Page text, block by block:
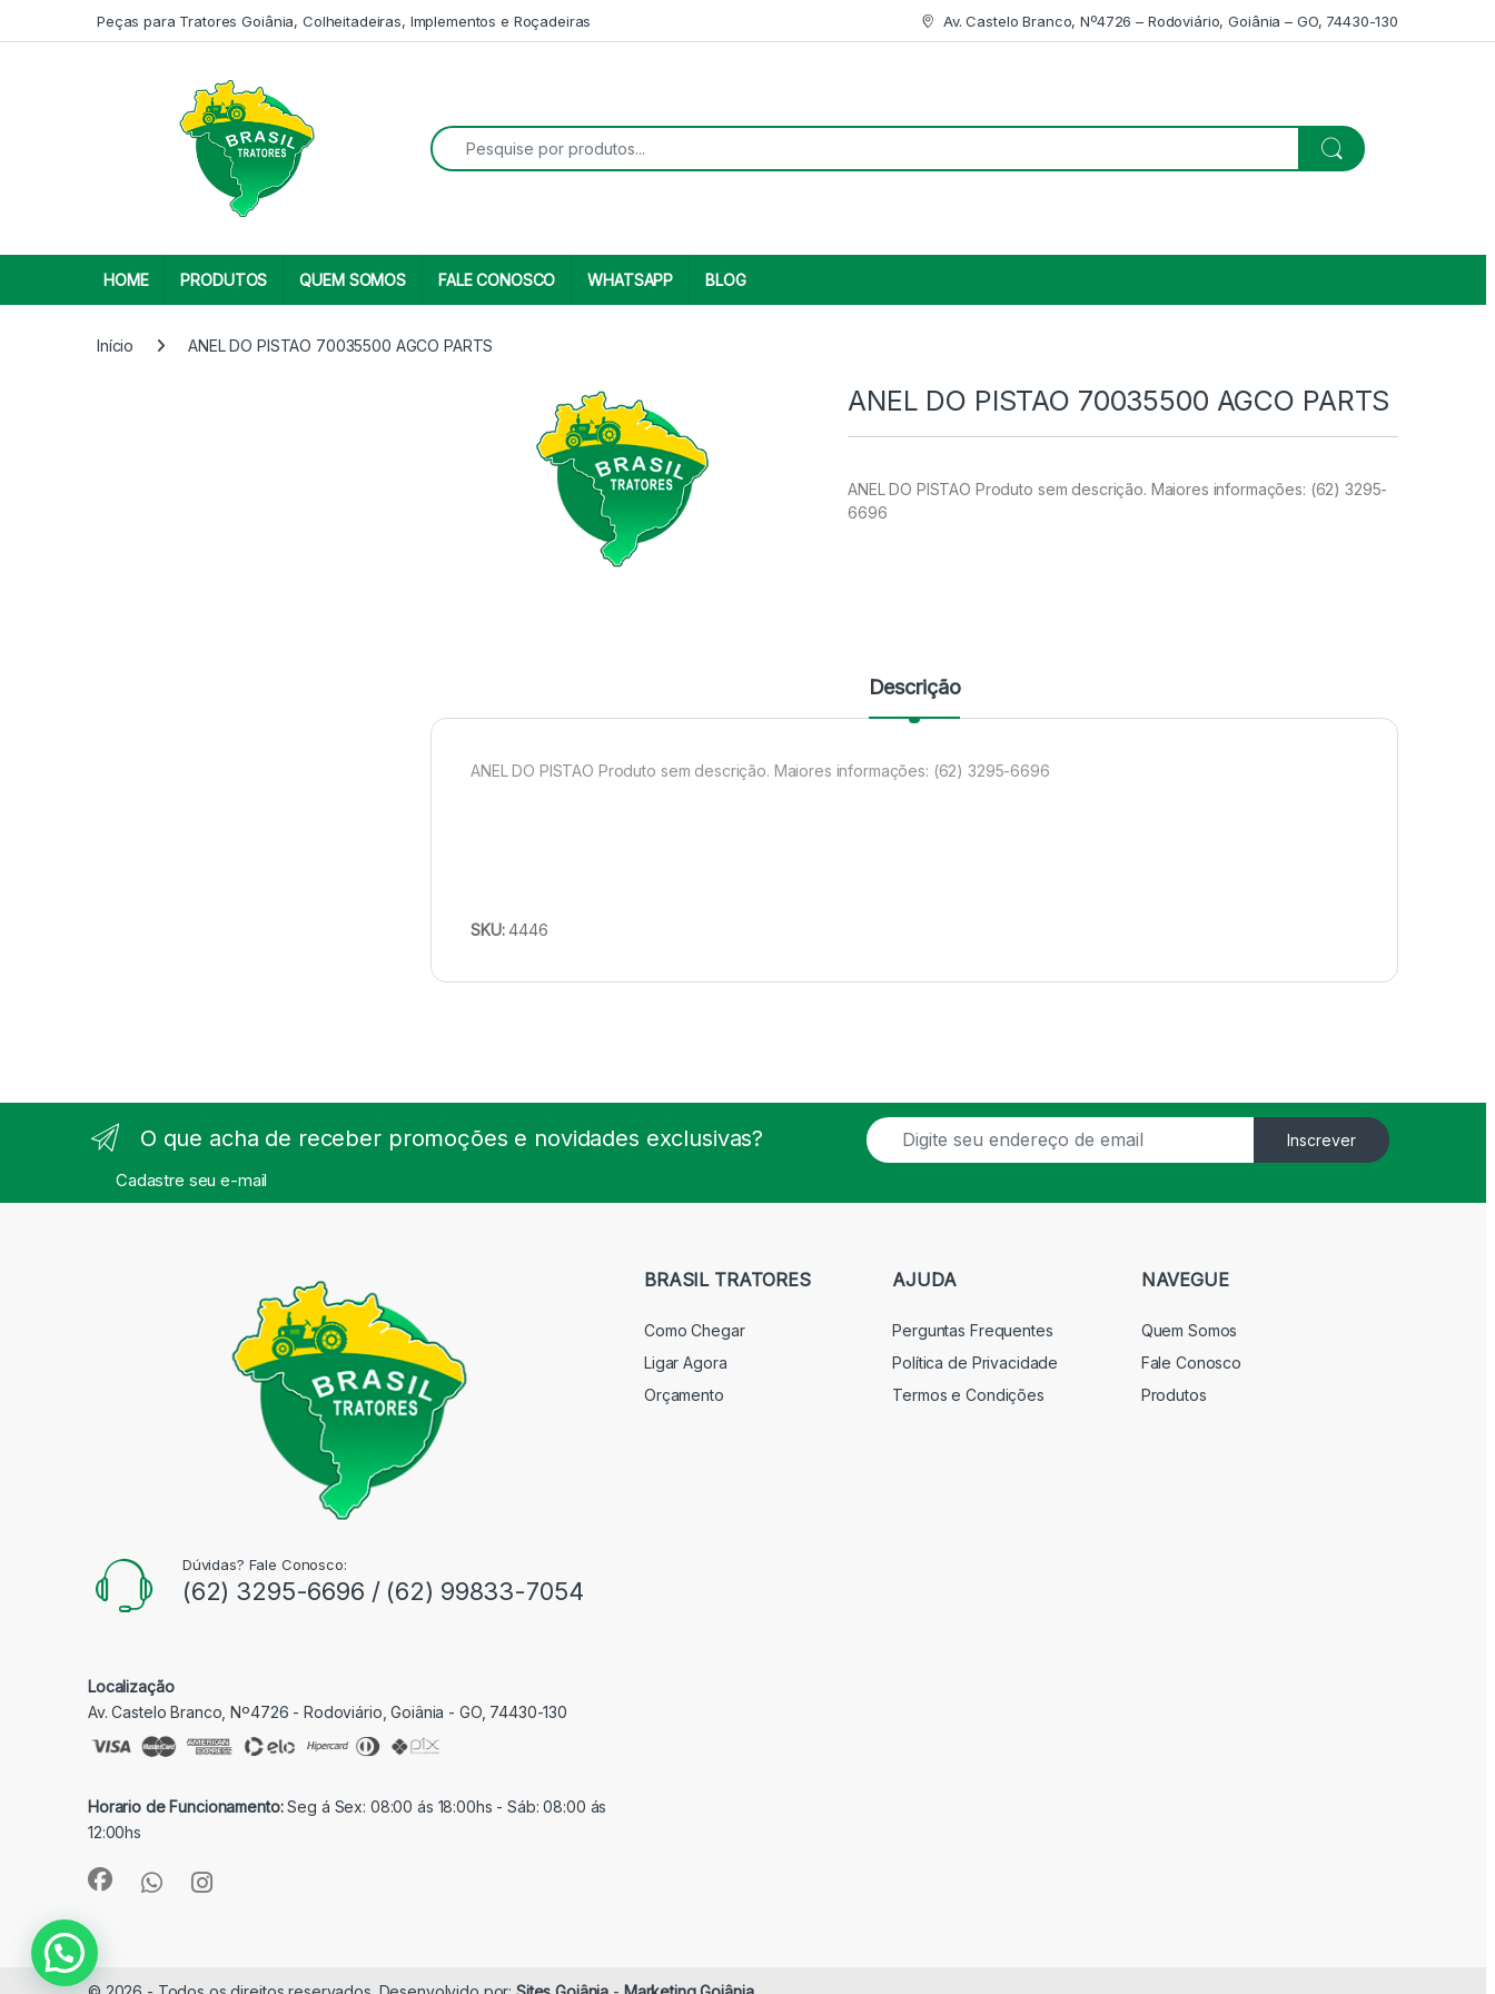
Peças para Tratores Goiânia, Colheitadeiras, Implementos e Roçadeiras Av. Castelo Branco, Nº4726 – Rodoviário, Goiânia – GO, 74430-130
Search for:
HOME PRODUTOS QUEM SOMOS FALE CONOSCO WHATSAPP BLOG
Início ANEL DO PISTAO 70035500 AGCO PARTS
ANEL DO PISTAO 70035500 AGCO PARTS
ANEL DO PISTAO Produto sem descrição. Maiores informações: (62) 3295-
6696
Descrição
ANEL DO PISTAO Produto sem descrição. Maiores informações: (62) 3295-6696
SKU:4446
O que acha de receber promoções e novidades exclusivas?
Cadastre seu e-mail
E
m
Inscrever
Dúvidas? Fale Conosco:
(62) 3295-6696 / (62) 99833-7054
Localização
Av. Castelo Branco, Nº4726 - Rodoviário, Goiânia - GO, 74430-130
Horario de Funcionamento:Seg á Sex: 08:00 ás 18:00hs - Sáb: 08:00 ás
12:00hs
BRASIL TRATORES
Como Chegar
Ligar Agora
Orçamento
AJUDA
Perguntas Frequentes
Política de Privacidade
Termos e Condições
NAVEGUE
Quem Somos
Fale Conosco
Produtos